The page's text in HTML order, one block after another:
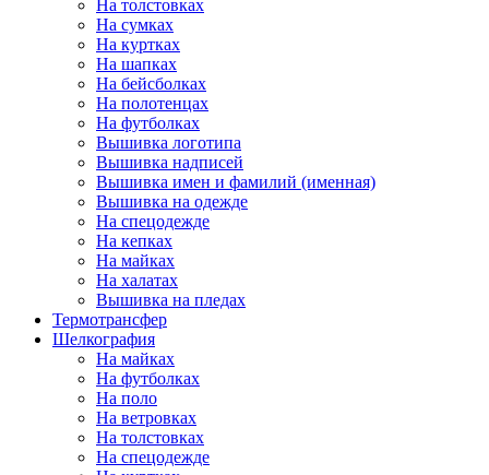
На толстовках
На сумках
На куртках
На шапках
На бейсболках
На полотенцах
На футболках
Вышивка логотипа
Вышивка надписей
Вышивка имен и фамилий (именная)
Вышивка на одежде
На спецодежде
На кепках
На майках
На халатах
Вышивка на пледах
Термотрансфер
Шелкография
На майках
На футболках
На поло
На ветровках
На толстовках
На спецодежде